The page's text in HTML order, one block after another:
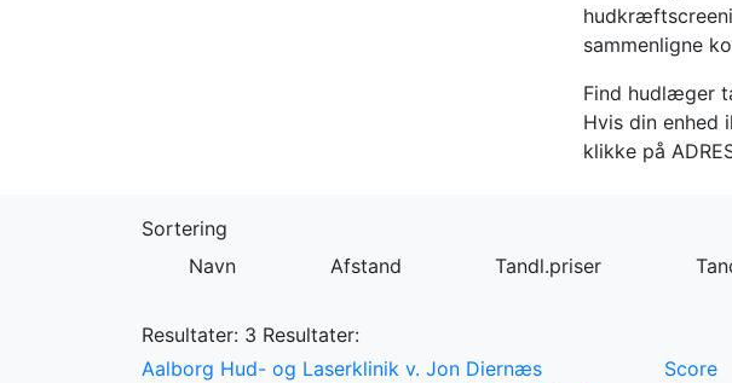
sammenligne
Find hudlæger
Hvis din enhed
klikke på
Sortering
Navn
Afstand Tandl.priser
Resultater: 3 Resultater:
Aalborg Hud- og Laserklinik v. Jon Diernæs
Score